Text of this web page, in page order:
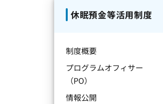
休眠預金等活用制度
制度概要
プログラムオフィサー
（PO）
情報公開